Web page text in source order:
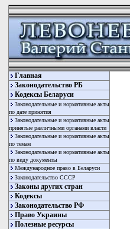
Главная
Законодательство РБ
Кодексы Беларуси
Законодательные и нормативные акты
по дате принятия
Законодательные и нормативные акты
принятые различными органами власти
Законодательные и нормативные акты
по темам
Законодательные и нормативные акты
по виду документы
Международное право в Беларуси
Законодательство СССР
Законы других стран
Кодексы
Законодательство РФ
Право Украины
Полезные ресурсы